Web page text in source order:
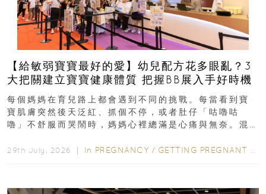
【給敏弱寶寶最好的愛】幼兒配方花多眼亂？3
大把關建立寶寶健康體質 把握BB展入手好時機
每個媽媽在育兒路上都會遇到不同的挑戰。每當看到寶
寶肌膚突然後天泛紅、抓個不停，或者肚仔「咕嚕咕
嚕」不舒服而哭鬧時，媽媽心裡總滿是心痛與無奈。混
29th July, 2026 ｜ In PREGNANCY / GETTING PREGNANT